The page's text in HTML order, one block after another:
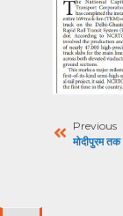
Previous